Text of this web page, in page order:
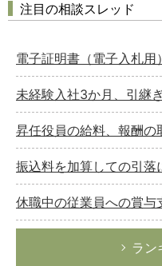
注目の相談スレッド
電子証明書（電子入札用
未経験入社3か月、引継
昇任役員の給料、報酬の
振込料を加算しての引落
休職中の従業員への賞与
ラン